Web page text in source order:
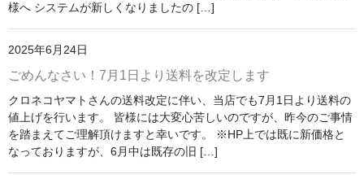
様へ システムが新しくなりましたの […]
2025年6月24日
ごめんなさい！7月1日より送料を改定します
クロネコヤマトさんの送料改定に伴い、当店でも7月1日より送料の
値上げを行います。 皆様には大変心苦しいのですが、昨今のご事情
を踏まえてご理解頂けますと幸いです。 ※HP上では既に新価格と
なっておりますが、6月中は既存の旧 […]